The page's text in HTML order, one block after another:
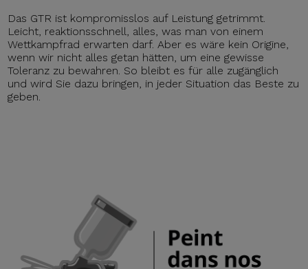
Das GTR ist kompromisslos auf Leistung getrimmt.
Leicht, reaktionsschnell, alles, was man von einem
Wettkampfrad erwarten darf. Aber es wäre kein Origine,
wenn wir nicht alles getan hätten, um eine gewisse
Toleranz zu bewahren. So bleibt es für alle zugänglich
und wird Sie dazu bringen, in jeder Situation das Beste zu
geben.